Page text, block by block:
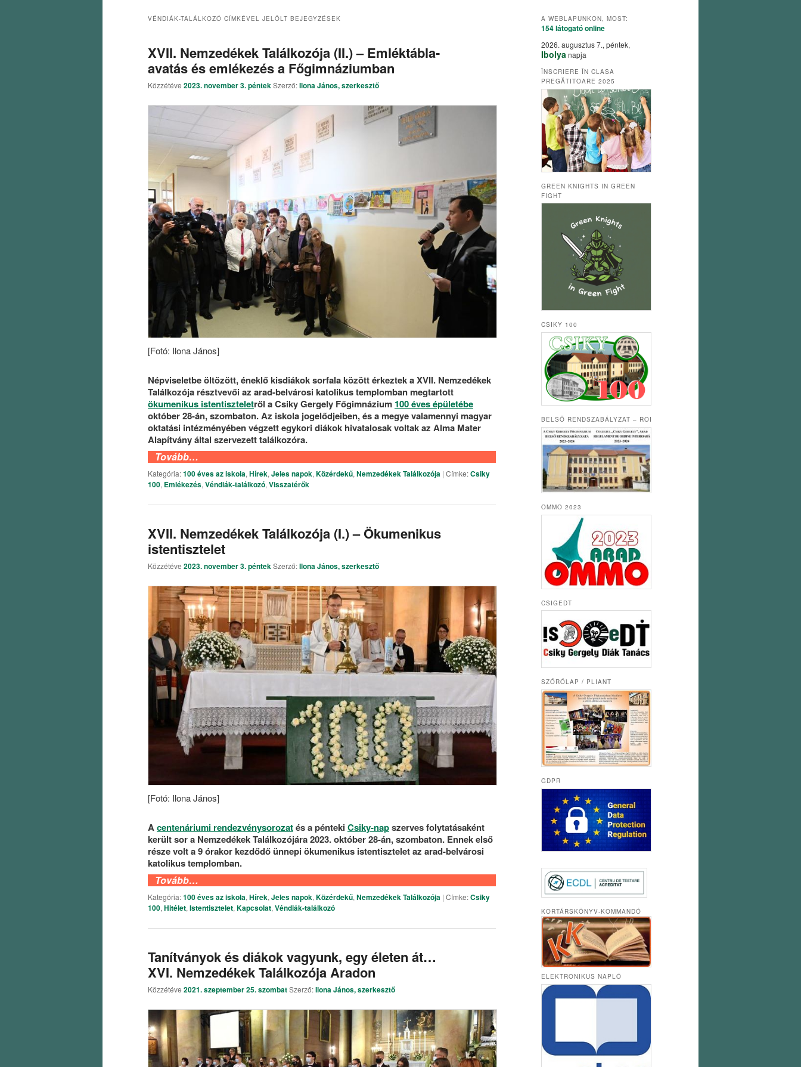
VÉNDIÁK-TALÁLKOZÓ CÍMKÉVEL JELÖLT BEJEGYZÉSEK
XVII. Nemzedékek Találkozója (II.) – Emléktábla-
avatás és emlékezés a Főgimnáziumban
Közzétéve 2023. november 3. péntekSzerző:Ilona János, szerkesztő
[Fotó: Ilona János]
Népviseletbe öltözött, éneklő kisdiákok sorfala között érkeztek a XVII. Nemzedékek
Találkozója résztvevői az arad-belvárosi katolikus templomban megtartott
ökumenikus istentiszteletről a Csiky Gergely Főgimnázium 100 éves épületébe
október 28-án, szombaton. Az iskola jogelődjeiben, és a megye valamennyi magyar
oktatási intézményében végzett egykori diákok hivatalosak voltak az Alma Mater
Alapítvány által szervezett találkozóra.
Tovább…
Kategória:100 éves az iskola,Hírek,Jeles napok,Közérdekű,Nemzedékek Találkozója | Címke:Csiky
100, Emlékezés,Véndiák-találkozó,Visszatérők
XVII. Nemzedékek Találkozója (I.) – Ökumenikus
istentisztelet
Közzétéve 2023. november 3. péntekSzerző:Ilona János, szerkesztő
[Fotó: Ilona János]
Acentenáriumi rendezvénysorozatés a péntekiCsiky-napszerves folytatásaként
került sor a Nemzedékek Találkozójára 2023. október 28-án, szombaton. Ennek első
része volt a 9 órakor kezdődő ünnepi ökumenikus istentisztelet az arad-belvárosi
katolikus templomban.
Tovább…
Kategória:100 éves az iskola, Hírek, Jeles napok, Közérdekű, Nemzedékek Találkozója | Címke:Csiky
100, Hitélet, Istentisztelet, Kapcsolat, Véndiák-találkozó
Tanítványok és diákok vagyunk, egy életen át…
XVI. Nemzedékek Találkozója Aradon
Közzétéve 2021. szeptember 25. szombatSzerző:Ilona János, szerkesztő
A WEBLAPUNKON, MOST:
154 látogatóonline
2026. augusztus 7., péntek,
Ibolyanapja
ÎNSCRIERE ÎN CLASA
PREGĂTITOARE 2025
GREEN KNIGHTS IN GREEN
FIGHT
CSIKY 100
BELSŐ RENDSZABÁLYZAT – ROI
OMMO 2023
CSIGEDT
SZÓRÓLAP / PLIANT
GDPR
KORTÁRSKÖNYV-KOMMANDÓ
ELEKTRONIKUS NAPLÓ